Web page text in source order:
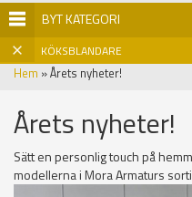
BYT KATEGORI
KÖKSBLANDARE
Hem » Årets nyheter!
Årets nyheter!
Sätt en personlig touch på
modellerna i Mora Armaturs